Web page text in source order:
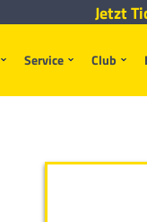
Service Club
Jetzt